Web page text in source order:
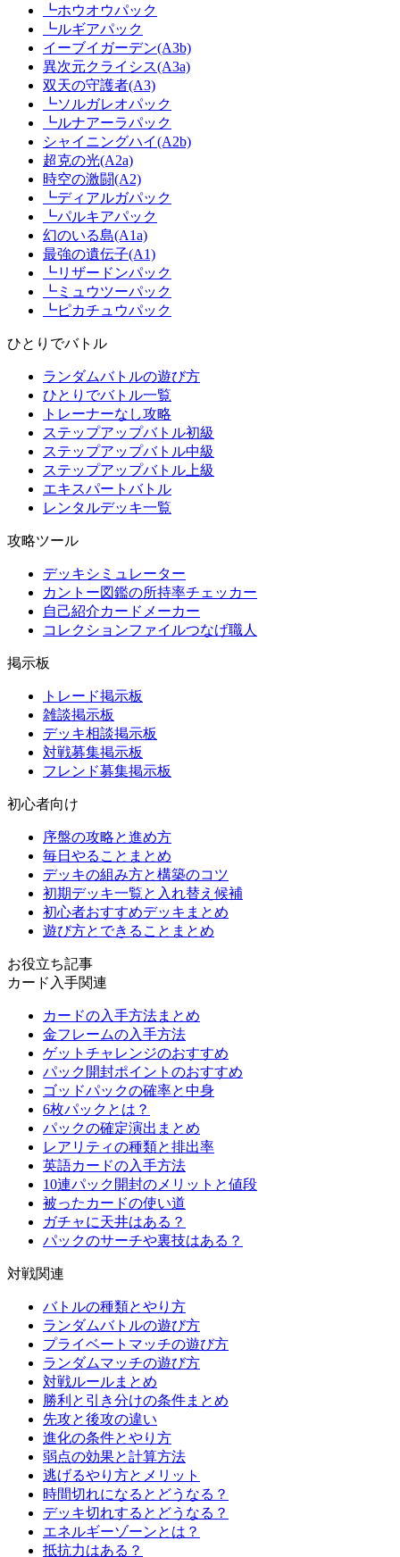
┗ホウオウパック
┗ルギアパック
イーブイガーデン(A3b)
異次元クライシス(A3a)
双天の守護者(A3)
┗ソルガレオパック
┗ルナアーラパック
シャイニングハイ(A2b)
超克の光(A2a)
時空の激闘(A2)
┗ディアルガパック
┗パルキアパック
幻のいる島(A1a)
最強の遺伝子(A1)
┗リザードンパック
┗ミュウツーパック
┗ピカチュウパック
ひとりでバトル
ランダムバトルの遊び方
ひとりでバトル一覧
トレーナーなし攻略
ステップアップバトル初級
ステップアップバトル中級
ステップアップバトル上級
エキスパートバトル
レンタルデッキ一覧
攻略ツール
デッキシミュレーター
カントー図鑑の所持率チェッカー
自己紹介カードメーカー
コレクションファイルつなげ職人
掲示板
トレード掲示板
雑談掲示板
デッキ相談掲示板
対戦募集掲示板
フレンド募集掲示板
初心者向け
序盤の攻略と進め方
毎日やることまとめ
デッキの組み方と構築のコツ
初期デッキ一覧と入れ替え候補
初心者おすすめデッキまとめ
遊び方とできることまとめ
お役立ち記事
カード入手関連
カードの入手方法まとめ
金フレームの入手方法
ゲットチャレンジのおすすめ
パック開封ポイントのおすすめ
ゴッドパックの確率と中身
6枚パックとは？
パックの確定演出まとめ
レアリティの種類と排出率
英語カードの入手方法
10連パック開封のメリットと値段
被ったカードの使い道
ガチャに天井はある？
パックのサーチや裏技はある？
対戦関連
バトルの種類とやり方
ランダムバトルの遊び方
プライベートマッチの遊び方
ランダムマッチの遊び方
対戦ルールまとめ
勝利と引き分けの条件まとめ
先攻と後攻の違い
進化の条件とやり方
弱点の効果と計算方法
逃げるやり方とメリット
時間切れになるとどうなる？
デッキ切れするとどうなる？
エネルギーゾーンとは？
抵抗力はある？